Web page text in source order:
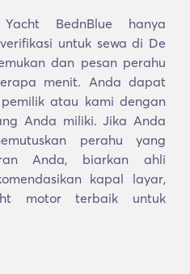
BednBlue hanya
untuk sewa di De
dan pesan perahu
menit. Anda dapat
atau kami dengan
Anda miliki. Jika Anda
perahu yang
Anda, biarkan ahli
kapal layar,
motor terbaik untuk